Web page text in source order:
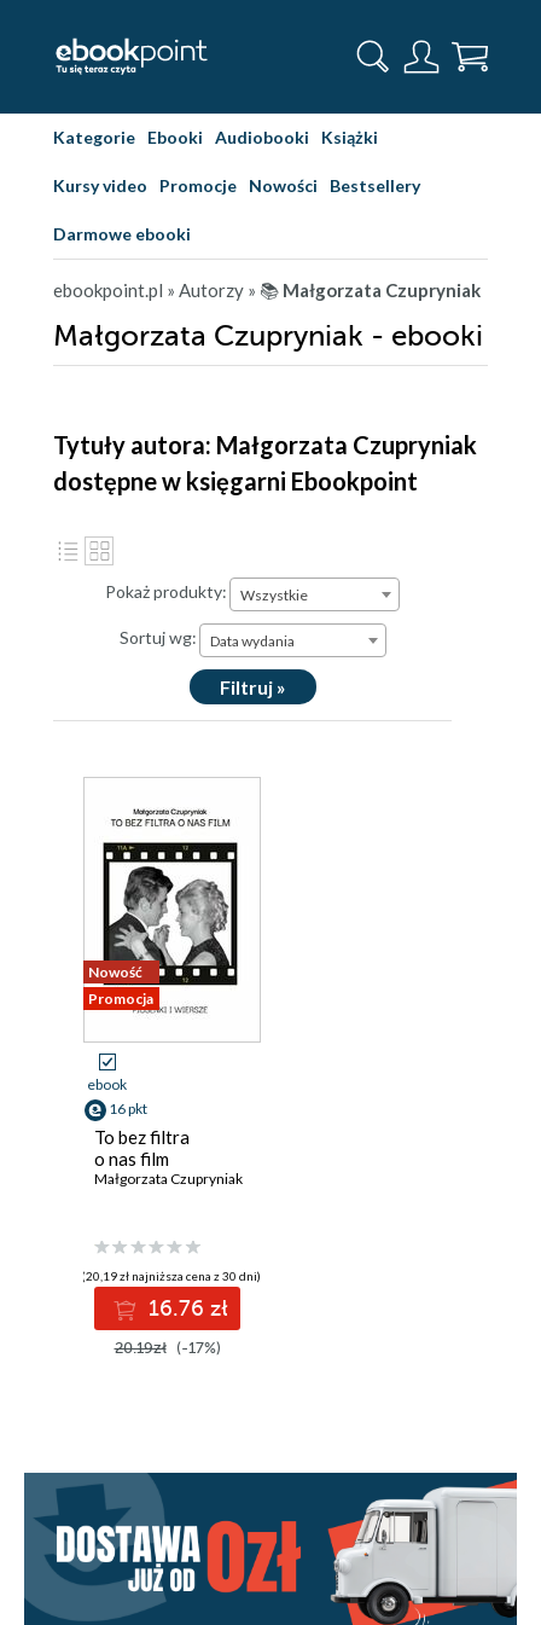
Kategorie Ebooki Audiobooki Książki
Kursy video Promocje Nowości Bestsellery
Darmowe ebooki
ebookpoint.pl » Autorzy » 📚 Małgorzata Czupryniak
Małgorzata Czupryniak - ebooki
Tytuły autora: Małgorzata Czupryniak
dostępne w księgarni Ebookpoint
Pokaż produkty: Wszystkie
Sortuj wg: Data wydania
Filtruj »
Nowość
Promocja
ebook
16 pkt
To bez filtra
o nas film
Małgorzata Czupryniak
(20,19 zł najniższa cena z 30 dni)
16.76 zł
20.19zł (-17%)